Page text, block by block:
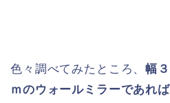
色々調べてみたところ、幅
ｍのウォールミラーであれ